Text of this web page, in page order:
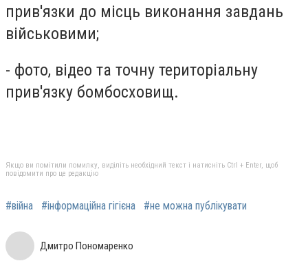
прив'язки до місць виконання завдань
військовими;
- фото, відео та точну територіальну
прив'язку бомбосховищ.
Якщо ви помітили помилку, виділіть необхідний текст і натисніть Ctrl + Enter, щоб
повідомити про це редакцію
#війна #інформаційна гігієна #не можна публікувати
Дмитро Пономаренко